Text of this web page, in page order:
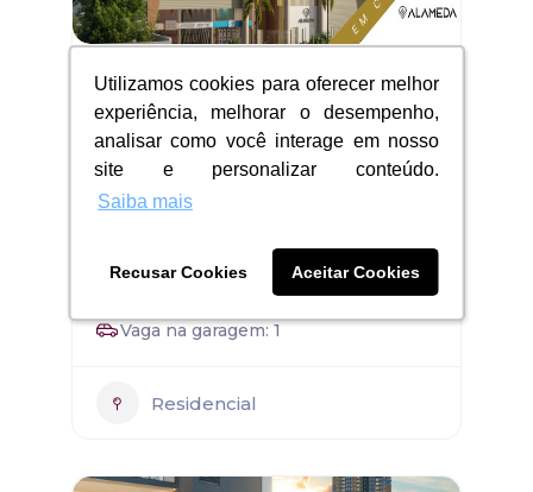
Utilizamos cookies para oferecer melhor
experiência, melhorar o desempenho,
analisar como você interage em nosso
site e personalizar conteúdo.
Saiba mais
Recusar Cookies Aceitar Cookies
Utilizamos cookies para oferecer melhor
experiência, melhorar o desempenho,
analisar como você interage em nosso
site e personalizar conteúdo.
Saiba mais
Recusar Cookies Aceitar Cookies
Ed. Alameda
Jockey de Itaparica - Vila Velha
Área: 58,52 a 76,54m²
Banheiros: 1 Suíte
Vaga na garagem: 1
Residencial